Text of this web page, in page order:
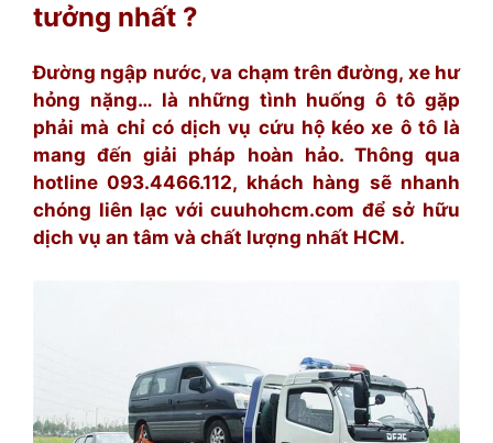
tưởng nhất ?
Đường ngập nước, va chạm trên đường, xe hư
hỏng nặng… là những tình huống ô tô gặp
phải mà chỉ có dịch vụ cứu hộ kéo xe ô tô là
mang đến giải pháp hoàn hảo. Thông qua
hotline 093.4466.112, khách hàng sẽ nhanh
chóng liên lạc với cuuhohcm.com để sở hữu
dịch vụ an tâm và chất lượng nhất HCM.